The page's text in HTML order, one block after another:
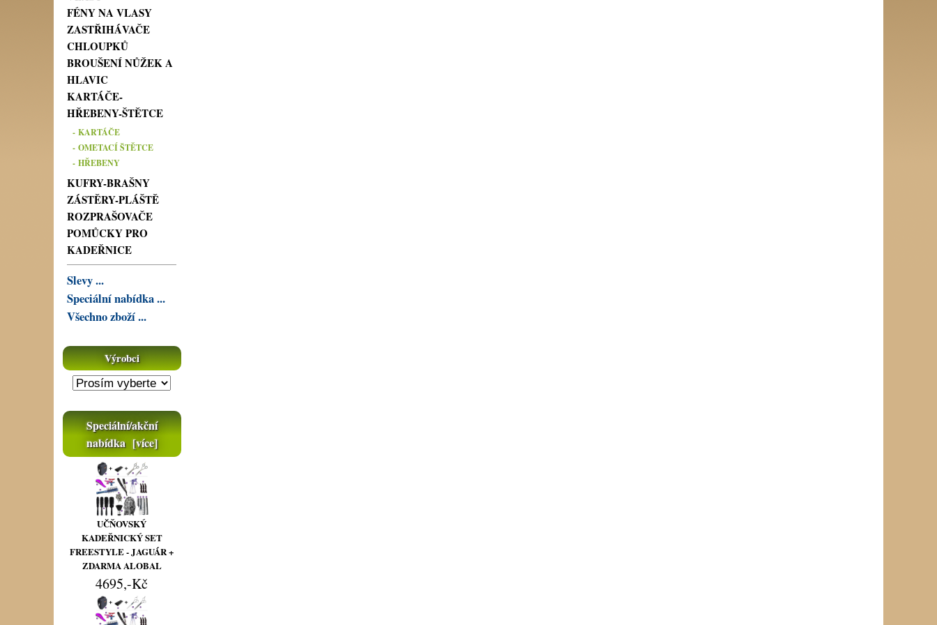
FÉNY NA VLASY
ZASTŘIHÁVAČE
CHLOUPKŮ
BROUŠENÍ NŮŽEK A
HLAVIC
KARTÁČE-
HŘEBENY-ŠTĚTCE
- KARTÁČE
- OMETACÍ ŠTĚTCE
- HŘEBENY
KUFRY-BRAŠNY
ZÁSTĚRY-PLÁŠTĚ
ROZPRAŠOVAČE
POMŮCKY PRO
KADEŘNICE
Slevy ...
Speciální nabídka ...
Všechno zboží ...
Výrobci
Speciální/akční
nabídka [více]
UČŇOVSKÝ
KADEŘNICKÝ SET
FREESTYLE - JAGUÁR +
ZDARMA ALOBAL
4695,-Kč